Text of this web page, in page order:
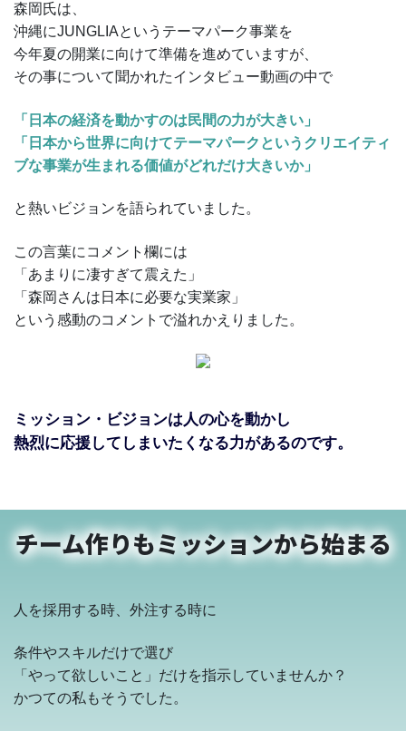
森岡氏は、
沖縄にJUNGLIAというテーマパーク事業を
今年夏の開業に向けて準備を進めていますが、
その事について聞かれたインタビュー動画の中で
「日本の経済を動かすのは民間の力が大きい」
「日本から世界に向けてテーマパークというクリエイティ
ブな事業が生まれる価値がどれだけ大きいか」
と熱いビジョンを語られていました。
この言葉にコメント欄には
「あまりに凄すぎて震えた」
「森岡さんは日本に必要な実業家」
という感動のコメントで溢れかえりました。
ミッション・ビジョンは人の心を動かし
熱烈に応援してしまいたくなる力があるのです。
チーム作りもミッションから始まる
人を採用する時、外注する時に
条件やスキルだけで選び
「やって欲しいこと」だけを指示していませんか？
かつての私もそうでした。